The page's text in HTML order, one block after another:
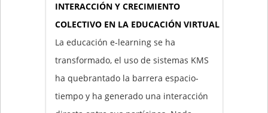
INTERACCIÓN Y CRECIMIENTO
COLECTIVO EN LA EDUCACIÓN VIRTUAL
La educación e-learning se ha
transformado, el uso de sistemas KMS
ha quebrantado la barrera espacio-
tiempo y ha generado una interacción